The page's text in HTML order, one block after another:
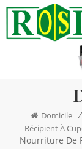
Domicile /
Récipient À
Nourriture De